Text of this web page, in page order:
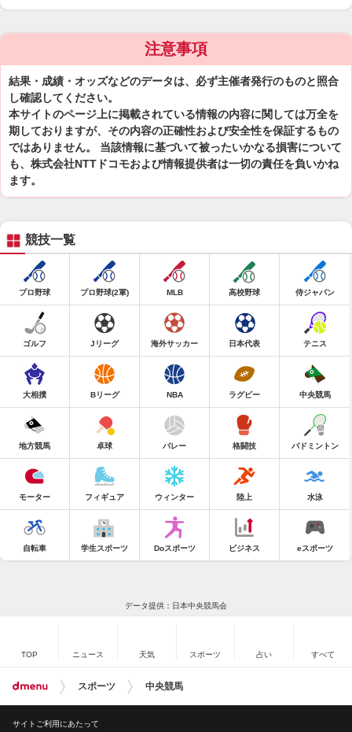
注意事項
結果・成績・オッズなどのデータは、必ず主催者発行のものと照合
し確認してください。
本サイトのページ上に掲載されている情報の内容に関しては万全を
期しておりますが、その内容の正確性および安全性を保証するもの
ではありません。 当該情報に基づいて被ったいかなる損害について
も、株式会社NTTドコモおよび情報提供者は一切の責任を負いかね
ます。
競技一覧
プロ野球 プロ野球(2軍) MLB 高校野球 侍ジャパン
ゴルフ Jリーグ 海外サッカー 日本代表 テニス
大相撲 Bリーグ NBA ラグビー 中央競馬
地方競馬 卓球 バレー 格闘技 バドミントン
モーター フィギュア ウィンター 陸上 水泳
自転車 学生スポーツ Doスポーツ ビジネス eスポーツ
データ提供：日本中央競馬会
TOP ニュース 天気 スポーツ 占い すべて
スポーツ 中央競馬
サイトご利用にあたって